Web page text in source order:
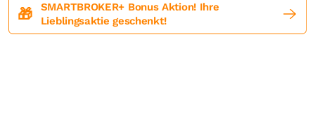
🎁
SMARTBROKER+ Bonus Aktion! Ihre
Lieblingsaktie geschenkt!